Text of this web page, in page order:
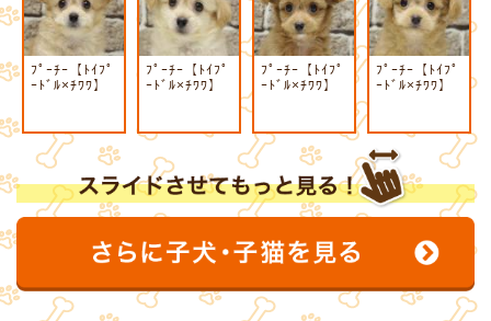
ﾌﾟｰﾁｰ【ﾄｲﾌﾟ
ｰﾄﾞﾙ×ﾁﾜﾜ】
ﾌﾟｰﾁｰ【ﾄｲﾌﾟ
ｰﾄﾞﾙ×ﾁﾜﾜ】
ﾌﾟｰﾁｰ【ﾄｲﾌﾟ
ｰﾄﾞﾙ×ﾁﾜﾜ】
ﾌﾟｰﾁｰ【ﾄｲﾌﾟ
ｰﾄﾞﾙ×ﾁﾜﾜ】